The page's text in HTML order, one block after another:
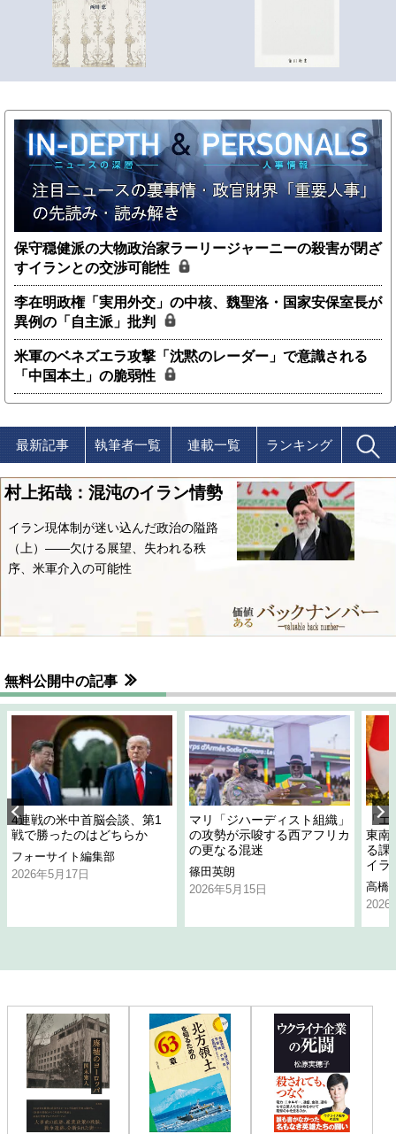
保守穏健派の大物政治家ラーリージャーニーの殺害が閉ざ
すイランとの交渉可能性
李在明政権「実用外交」の中核、魏聖洛・国家安保室長が
異例の「自主派」批判
米軍のベネズエラ攻撃「沈黙のレーダー」で意識される
「中国本土」の脆弱性
最新記事 執筆者一覧 連載一覧 ランキング
村上拓哉：混沌のイラン情勢
イラン現体制が迷い込んだ政治の隘路
（上）――欠ける展望、失われる秩
序、米軍介入の可能性
無料公開中の記事
4連戦の米中首脳会談、第1
戦で勝ったのはどちらか
フォーサイト編集部
2026年5月17日
マリ「ジハーディスト組織」
の攻勢が示唆する西アフリカ
の更なる混迷
篠田英朗
2026年5月15日
「
東南
る課
イラ
高橋
2026